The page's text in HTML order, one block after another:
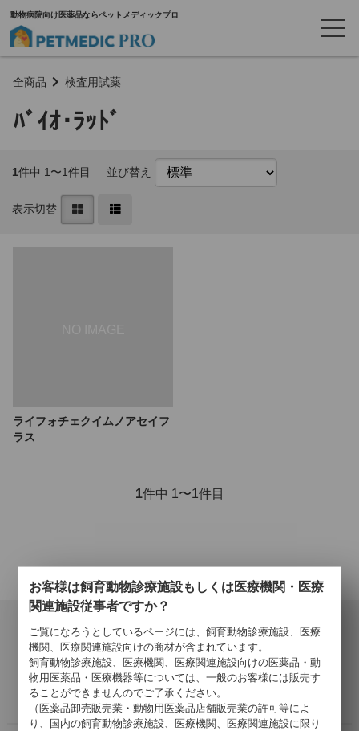
動物病院向け医薬品ならペットメディックプロ
全商品 検査用試薬
ﾊﾞｲｵ･ﾗｯﾄﾞ
1件中 1〜1件目 並び替え
表示切替
ライフォチェクイムノアセイフ
ラス
1件中 1〜1件目
会員登録について
当サイトでの購入には会員登録が必要となります。
登録の認証が済みましたら、会員登録完了のご報告を、ご登録
メールアドレス宛にご連絡いたします。
お客様は飼育動物診療施設もしくは医療機関・医療
関連施設従事者ですか？
ご覧になろうとしているページには、飼育動物診療施設、医療
機関、医療関連施設向けの商材が含まれています。
飼育動物診療施設、医療機関、医療関連施設向けの医薬品・動
物用医薬品・医療機器等については、一般のお客様には販売す
ることができませんのでご了承ください。
（医薬品卸売販売業・動物用医薬品店舗販売業の許可等によ
り、国内の飼育動物診療施設、医療機関、医療関連施設に限り